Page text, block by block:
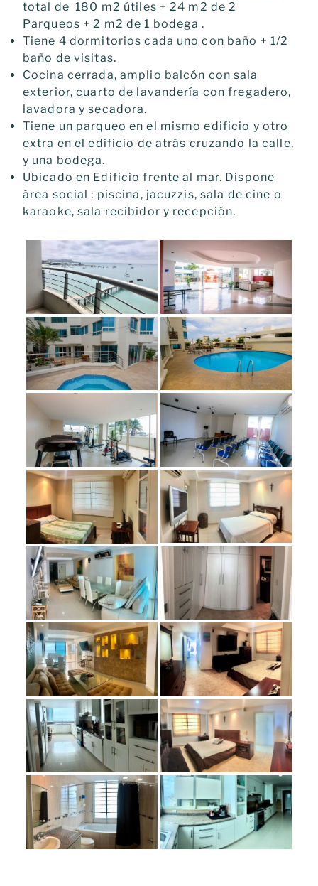
total de 180 m2 útiles + 24 m2 de 2
Parqueos + 2 m2 de 1 bodega .
Tiene 4 dormitorios cada uno con baño + 1/2
baño de visitas.
Cocina cerrada, amplio balcón con sala
exterior, cuarto de lavandería con fregadero,
lavadora y secadora.
Tiene un parqueo en el mismo edificio y otro
extra en el edificio de atrás cruzando la calle,
y una bodega.
Ubicado en Edificio frente al mar. Dispone
área social : piscina, jacuzzis, sala de cine o
karaoke, sala recibidor y recepción.